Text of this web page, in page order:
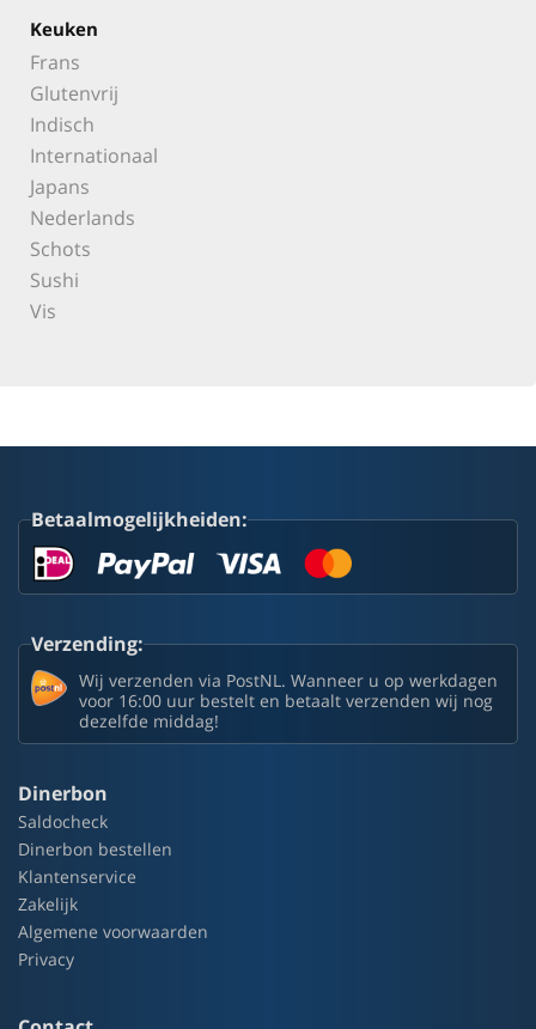
Keuken
Frans
Glutenvrij
Indisch
Internationaal
Japans
Nederlands
Schots
Sushi
Vis
Betaalmogelijkheiden:
Verzending:
Wij verzenden via PostNL. Wanneer u op werkdagen
voor 16:00 uur bestelt en betaalt verzenden wij nog
dezelfde middag!
Dinerbon
Saldocheck
Dinerbon bestellen
Klantenservice
Zakelijk
Algemene voorwaarden
Privacy